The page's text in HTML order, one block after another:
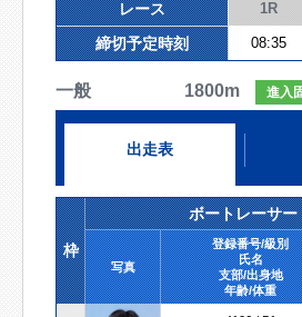
レース 1R
締切予定時刻 08:35
一般 1800m 進入
出走表
枠
ボートレーサー
写真
登録番号/級別
氏名
支部/出身地
年齢/体重